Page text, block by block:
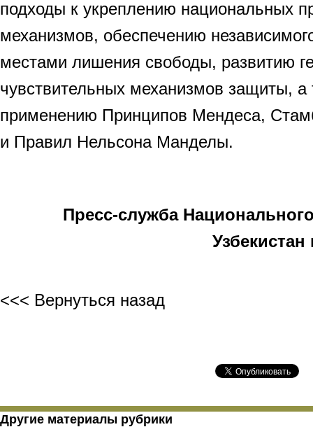
подходы к укреплению национальных
механизмов, обеспечению
местами лишения свободы, развитию
чувствительных механизмов защиты, а
применению Принципов Мендеса,
и Правил Нельсона Манделы.
Пресс-служба
<<< Вернуться назад
Другие материалы рубрики